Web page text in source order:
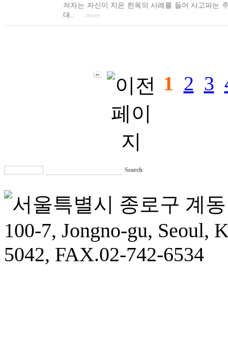
저자는 자신이 지은 한옥의 사례를 들어 사고파는
대..
...more
1 2 3